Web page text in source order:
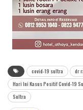
covid-19 sultra
dr
Hari Ini Kasus Positif Covid-19
Sultra